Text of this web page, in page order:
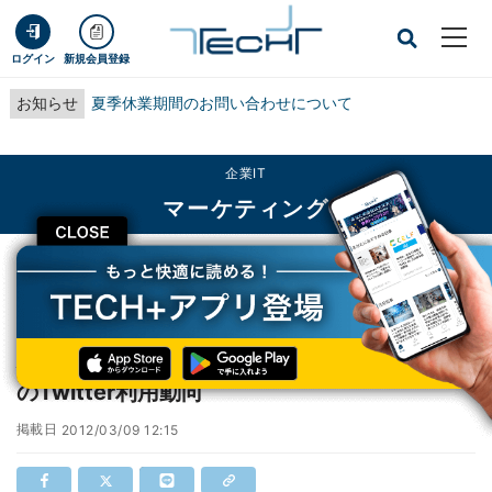
ログイン 新規会員登録
お知らせ 夏季休業期間のお問い合わせについて
CLOSE
企業IT
マーケティング
TECH+ 企業IT
マーケティング
バレンタインとオリーブオイルが話題に - 2月のTwitter利用動向
バレンタインとオリーブオイルが話題に - 2月
のTwitter利用動向
掲載日 2012/03/09 12:15